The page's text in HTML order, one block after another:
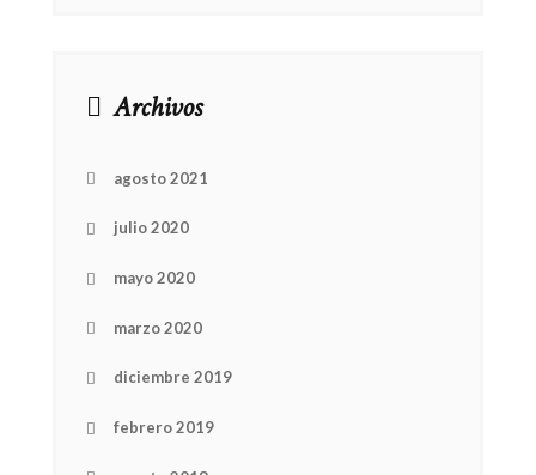
Archivos
agosto 2021
julio 2020
mayo 2020
marzo 2020
diciembre 2019
febrero 2019